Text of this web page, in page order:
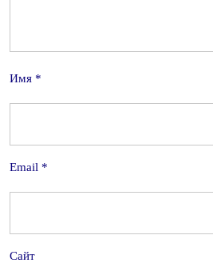
Имя *
Email *
Сайт